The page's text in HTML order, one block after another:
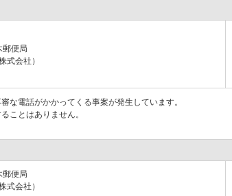
郵便局
式会社）
な電話がかかってくる事案が発生しています。
ことはありません。
郵便局
式会社）